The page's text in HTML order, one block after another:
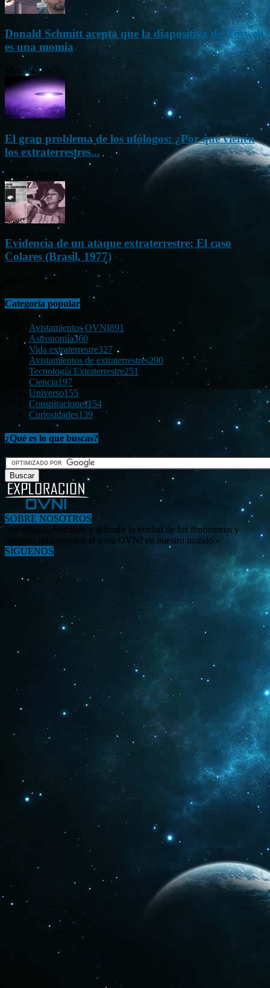
Donald Schmitt acepta que la diapositiva de Roswell
es una momia
May 14, 2015
El gran problema de los ufólogos: ¿Por qué vienen
los extraterrestres...
Nov 26, 2012
Evidencia de un ataque extraterrestre: El caso
Colares (Brasil, 1977)
Ene 21, 2012
Categoría popular
Avistamientos OVNI891
Astronomía360
Vida extraterrestre327
Avistamientos de extraterrestres290
Tecnología Extraterrestre251
Ciencia197
Universo155
Conspiraciones154
Curiosidades139
¿Qué es lo que buscas?
SOBRE NOSOTROS
«Investigar, descubrir y difundir la verdad de los fenómenos y
enigmas relacionados al tema OVNI en nuestro mundo.»
SÍGUENOS